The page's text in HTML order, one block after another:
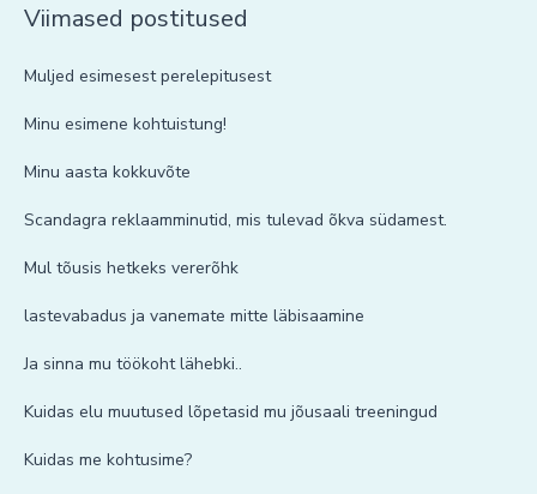
Viimased postitused
Muljed esimesest perelepitusest
Minu esimene kohtuistung!
Minu aasta kokkuvõte
Scandagra reklaamminutid, mis tulevad õkva südamest.
Mul tõusis hetkeks vererõhk
lastevabadus ja vanemate mitte läbisaamine
Ja sinna mu töökoht lähebki..
Kuidas elu muutused lõpetasid mu jõusaali treeningud
Kuidas me kohtusime?